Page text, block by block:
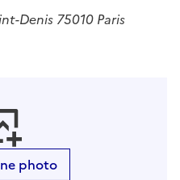
Denis 75010 Paris
photo